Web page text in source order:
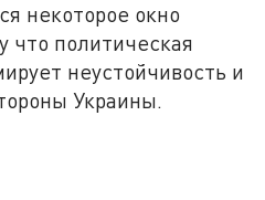
некоторое окно
что политическая
неустойчивость и
Украины.